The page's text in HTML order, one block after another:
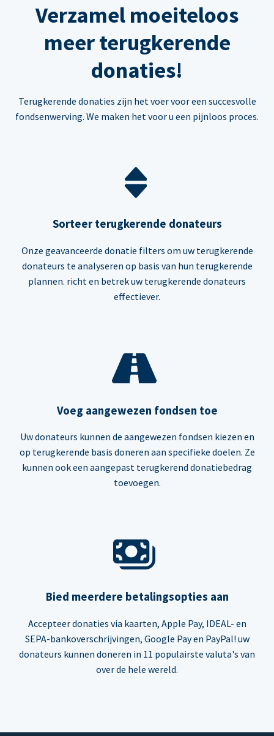
Verzamel moeiteloos
meer terugkerende
donaties!
Terugkerende donaties zijn het voer voor een succesvolle
fondsenwerving. We maken het voor u een pijnloos proces.
Sorteer terugkerende donateurs
Onze geavanceerde donatie filters om uw terugkerende
donateurs te analyseren op basis van hun terugkerende
plannen. richt en betrek uw terugkerende donateurs
effectiever.
Voeg aangewezen fondsen toe
Uw donateurs kunnen de aangewezen fondsen kiezen en
op terugkerende basis doneren aan specifieke doelen. Ze
kunnen ook een aangepast terugkerend donatiebedrag
toevoegen.
Bied meerdere betalingsopties aan
Accepteer donaties via kaarten, Apple Pay, IDEAL- en
SEPA-bankoverschrijvingen, Google Pay en PayPal! uw
donateurs kunnen doneren in 11 populairste valuta's van
over de hele wereld.